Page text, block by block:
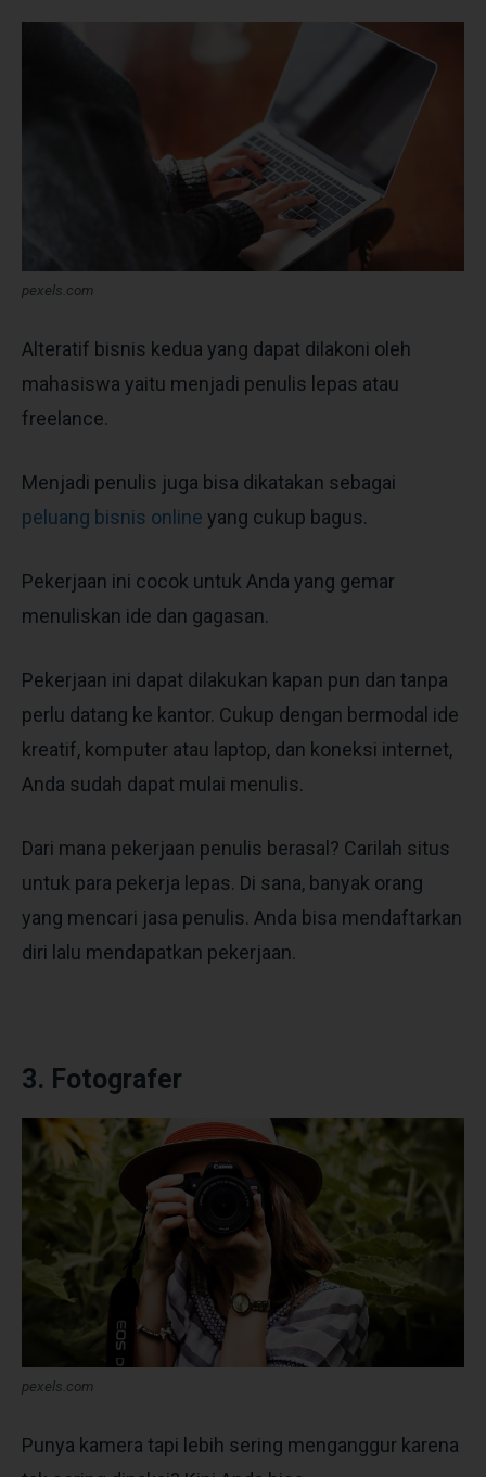
pexels.com
Alteratif bisnis kedua yang dapat dilakoni oleh
mahasiswa yaitu menjadi penulis lepas atau
freelance.
Menjadi penulis juga bisa dikatakan sebagai
peluang bisnis online yang cukup bagus.
Pekerjaan ini cocok untuk Anda yang gemar
menuliskan ide dan gagasan.
Pekerjaan ini dapat dilakukan kapan pun dan tanpa
perlu datang ke kantor. Cukup dengan bermodal ide
kreatif, komputer atau laptop, dan koneksi internet,
Anda sudah dapat mulai menulis.
Dari mana pekerjaan penulis berasal? Carilah situs
untuk para pekerja lepas. Di sana, banyak orang
yang mencari jasa penulis. Anda bisa mendaftarkan
diri lalu mendapatkan pekerjaan.
3. Fotografer
pexels.com
Punya kamera tapi lebih sering menganggur karena